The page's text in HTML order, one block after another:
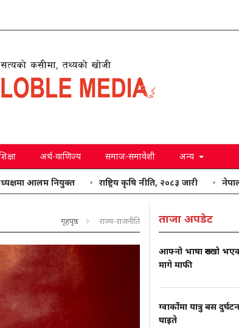
अर्थ-वाणिज्य समाज-समावेशी अन्य
नियुक्त राष्ट्रिय कृषि नीति, २०८३ जारी नेपाल बैंक ८५
गृहपृष्ठ राज्य-राजनीति ताजा अपडेट
आफ्नो भाषा रुख्खो
मागे माफी
ग्वार्कोमा यात्रु बस
घाइते